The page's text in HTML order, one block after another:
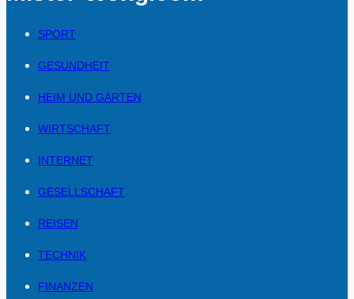
SPORT
GESUNDHEIT
HEIM UND GARTEN
WIRTSCHAFT
INTERNET
GESELLSCHAFT
REISEN
TECHNIK
FINANZEN